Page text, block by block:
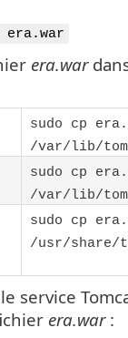
era.war
era.war
sudo cp
/var/lib/
sudo cp
/var/lib/
sudo cp
/usr/share/
service
era.war: